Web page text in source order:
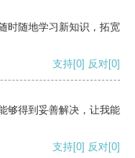
时随地学习新知识，拓宽
支持[0] 反对[0]
够得到妥善解决，让我能
支持[0] 反对[0]